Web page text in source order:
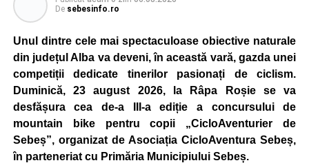
ediție a concursului MTB„Cicloaventurier de Sebeș”
care se va desfășura la Râpa Roșie.
Publicul adult va avea la dispoziție o serie de evenimente
culturale, printre care proiecții cinematografice, întâlniri cu
artiști locali și salonul literar„Armonia artelor”.
Festivalul va cuprinde și o seară dedicată tradițiilor
săsești, precum și un spectacol folcloric organizat în
memoria interpretului Felician Fărcașiu.
De sebesinfo.ro
Unul dintre cele mai spectaculoase obiective naturale
din județul Alba va deveni, în această vară, gazda unei
competiții dedicate tinerilor pasionați de ciclism.
Duminică, 23 august 2026, la Râpa Roșie se va
desfășura cea de-a III-a ediție a concursului de
mountain bike pentru copii „CicloAventurier de
Sebeș”, organizat de Asociația CicloAventura Sebeș,
în parteneriat cu Primăria Municipiului Sebeș.